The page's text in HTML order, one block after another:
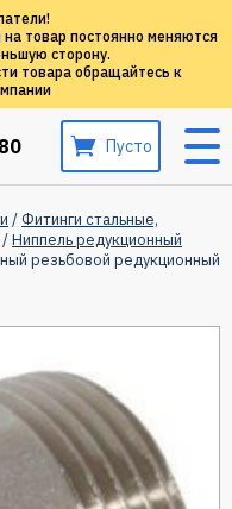
товар постоянно меняются
сторону.
товара обращайтесь к
Пусто
/ Фитинги стальные,
/Ниппель редукционный
резьбовой редукционный